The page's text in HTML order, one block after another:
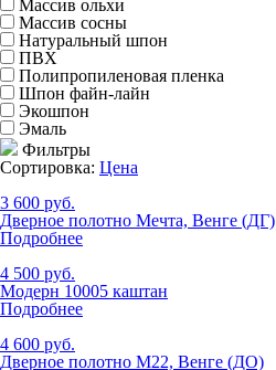
Массив ольхи
Массив сосны
Натуральный шпон
ПВХ
Полипропиленовая пленка
Шпон файн-лайн
Экошпон
Эмаль
Фильтры
Сортировка: Цена
3 600 руб.
Дверное полотно Мечта, Венге (ДГ)
Подробнее
4 500 руб.
Модерн 10005 каштан
Подробнее
4 600 руб.
Дверное полотно М22, Венге (ДО)